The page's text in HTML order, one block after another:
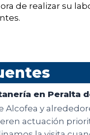
de realizar su
en Peralta
Alcofea y
actuación